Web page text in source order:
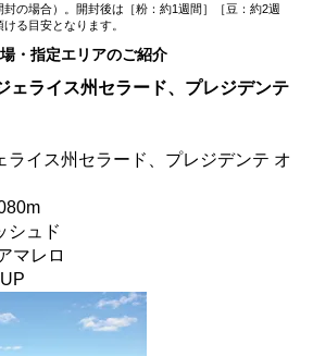
の場合）。開封後は［粉：約1週間］［豆：約2週
る目安となります。
・指定エリアのご紹介
ェライス州セラード、プレジデンテ
イス州セラード、プレジデンテ オ
シュド
マレロ